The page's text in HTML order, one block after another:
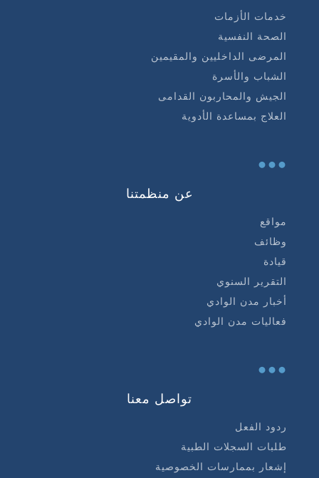
خدمات الأزمات
الصحة النفسية
المرضى الداخليين والمقيمين
الشباب والأسرة
الجيش والمحاربون القدامى
العلاج بمساعدة الأدوية
...
عن منظمتنا
مواقع
وظائف
قيادة
التقرير السنوي
أخبار مدن الوادي
فعاليات مدن الوادي
...
تواصل معنا
ردود الفعل
طلبات السجلات الطبية
إشعار بممارسات الخصوصية